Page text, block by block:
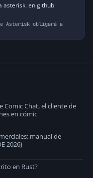
asterisk. en github
Asterisk obligará a
Comic Chat, el cliente de
en cómic
manual de
2026)
en Rust?